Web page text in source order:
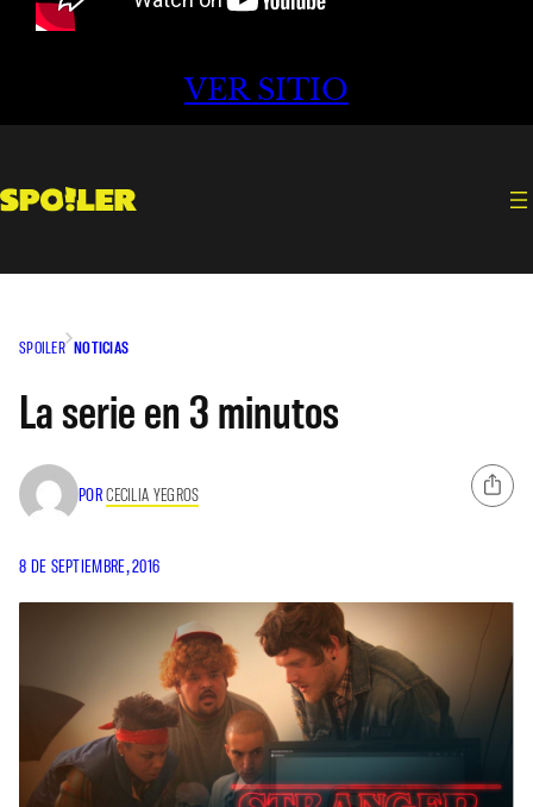
VER SITIO
SPOILER NOTICIAS
La serie en 3 minutos
PORCECILIA YEGROS
8 DE SEPTIEMBRE, 2016